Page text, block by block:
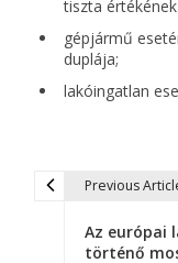
tiszta
gépjármű
duplája;
lakóingatlan
Previous
Az európai
történő